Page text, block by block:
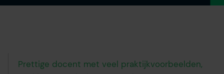
Prettige docent met veel praktijkvoorbeelden,